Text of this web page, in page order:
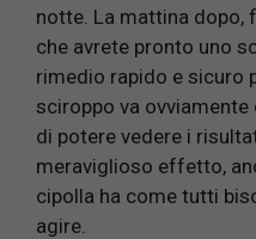
notte. La mattina dopo,
che avrete pronto uno
rimedio rapido e sicuro
sciroppo va
di potere vedere i
meraviglioso effetto,
cipolla ha come tutti
agire.